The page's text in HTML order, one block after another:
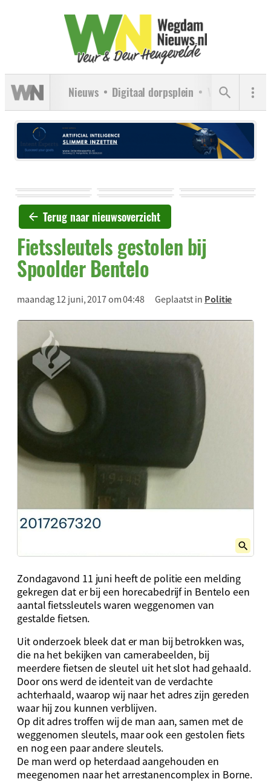
Nieuws Digitaal dorpsplein Verenigingen
Terug naar nieuwsoverzicht
Fietssleutels gestolen bij
Spoolder Bentelo
maandag 12 juni, 2017 om 04:48 Geplaatst in Politie
Zondagavond 11 juni heeft de politie een melding
gekregen dat er bij een horecabedrijf in Bentelo een
aantal fietssleutels waren weggenomen van
gestalde fietsen.
Uit onderzoek bleek dat er man bij betrokken was,
die na het bekijken van camerabeelden, bij
meerdere fietsen de sleutel uit het slot had gehaald.
Door ons werd de identeit van de verdachte
achterhaald, waarop wij naar het adres zijn gereden
waar hij zou kunnen verblijven.
Op dit adres troffen wij de man aan, samen met de
weggenomen sleutels, maar ook een gestolen fiets
en nog een paar andere sleutels.
De man werd op heterdaad aangehouden en
meegenomen naar het arrestanencomplex in Borne.